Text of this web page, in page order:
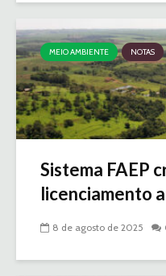
MEIO AMBIENTE NOTAS
Sistema FAEP
licenciamento
8 de agosto de 2025